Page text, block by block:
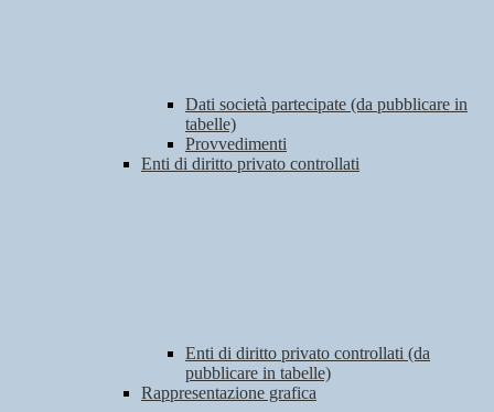
Dati società partecipate (da pubblicare in
tabelle)
Provvedimenti
Enti di diritto privato controllati
Enti di diritto privato controllati (da
pubblicare in tabelle)
Rappresentazione grafica